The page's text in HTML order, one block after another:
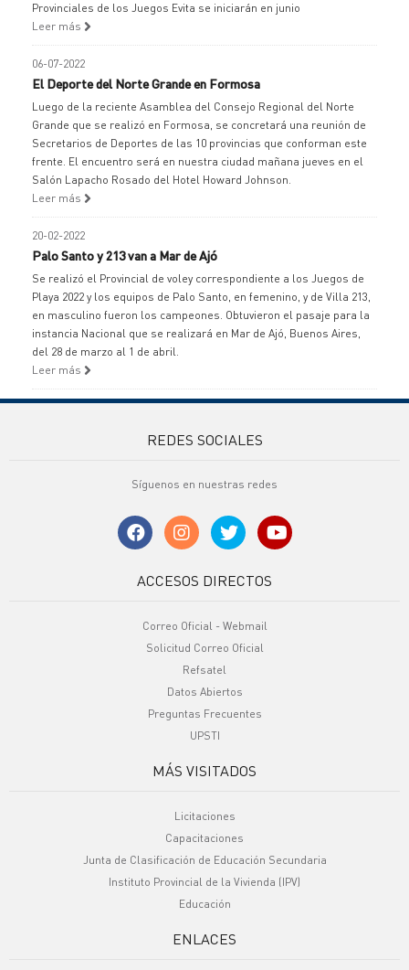
Provinciales de los Juegos Evita se iniciarán en junio
Leer más
06-07-2022
El Deporte del Norte Grande en Formosa
Luego de la reciente Asamblea del Consejo Regional del Norte
Grande que se realizó en Formosa, se concretará una reunión de
Secretarios de Deportes de las 10 provincias que conforman este
frente. El encuentro será en nuestra ciudad mañana jueves en el
Salón Lapacho Rosado del Hotel Howard Johnson.
Leer más
20-02-2022
Palo Santo y 213 van a Mar de Ajó
Se realizó el Provincial de voley correspondiente a los Juegos de
Playa 2022 y los equipos de Palo Santo, en femenino, y de Villa 213,
en masculino fueron los campeones. Obtuvieron el pasaje para la
instancia Nacional que se realizará en Mar de Ajó, Buenos Aires,
del 28 de marzo al 1 de abril.
Leer más
REDES SOCIALES
Síguenos en nuestras redes
ACCESOS DIRECTOS
Correo Oficial - Webmail
Solicitud Correo Oficial
Refsatel
Datos Abiertos
Preguntas Frecuentes
UPSTI
MÁS VISITADOS
Licitaciones
Capacitaciones
Junta de Clasificación de Educación Secundaria
Instituto Provincial de la Vivienda (IPV)
Educación
ENLACES